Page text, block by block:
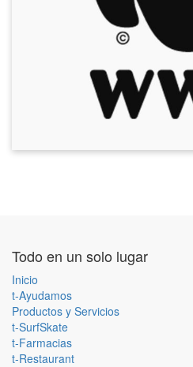
Todo en un solo lugar
Inicio
t-Ayudamos
Productos y Servicios
t-SurfSkate
t-Farmacias
t-Restaurant